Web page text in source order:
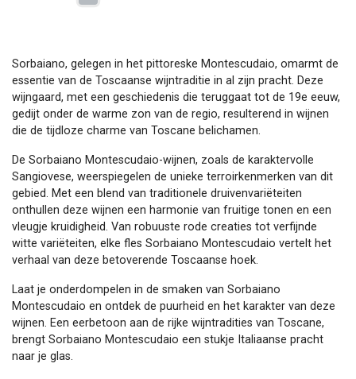
Sorbaiano, gelegen in het pittoreske Montescudaio, omarmt de
essentie van de Toscaanse wijntraditie in al zijn pracht. Deze
wijngaard, met een geschiedenis die teruggaat tot de 19e eeuw,
gedijt onder de warme zon van de regio, resulterend in wijnen
die de tijdloze charme van Toscane belichamen.
De Sorbaiano Montescudaio-wijnen, zoals de karaktervolle
Sangiovese, weerspiegelen de unieke terroirkenmerken van dit
gebied. Met een blend van traditionele druivenvariëteiten
onthullen deze wijnen een harmonie van fruitige tonen en een
vleugje kruidigheid. Van robuuste rode creaties tot verfijnde
witte variëteiten, elke fles Sorbaiano Montescudaio vertelt het
verhaal van deze betoverende Toscaanse hoek.
Laat je onderdompelen in de smaken van Sorbaiano
Montescudaio en ontdek de puurheid en het karakter van deze
wijnen. Een eerbetoon aan de rijke wijntradities van Toscane,
brengt Sorbaiano Montescudaio een stukje Italiaanse pracht
naar je glas.